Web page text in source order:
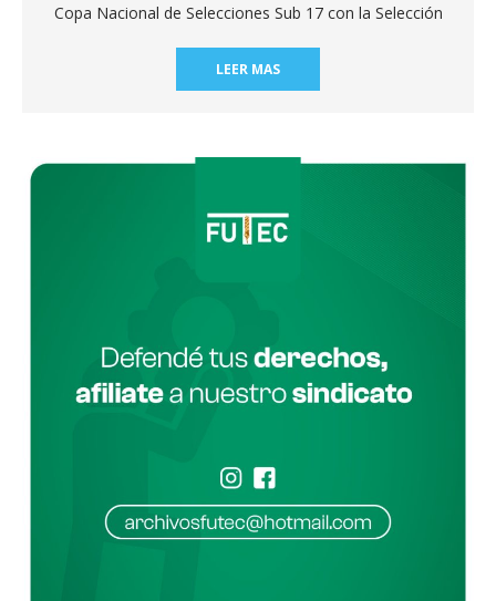
Copa Nacional de Selecciones Sub 17 con la Selección
LEER MAS